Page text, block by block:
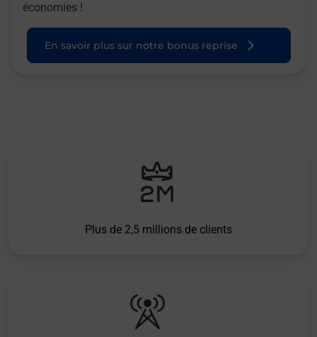
économies !
En savoir plus sur notre bonus reprise
Plus de 2,5 millions de clients